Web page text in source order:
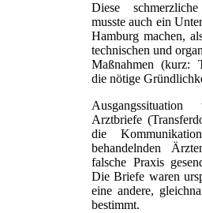
Diese
musste auch ein
Hamburg machen,
technischen und
Maßnahmen (kurz:
die nötige
Arztbriefe
die
behandelnden
falsche Praxis
Die Briefe waren
eine andere,
bestimmt.